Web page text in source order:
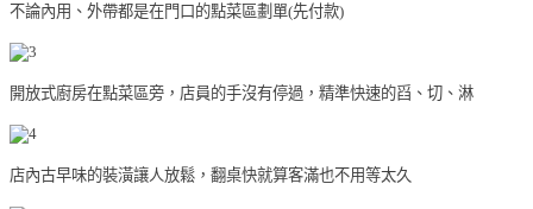
不論內用、外帶都是在門口的點菜區劃單(先付款)
開放式廚房在點菜區旁，店員的手沒有停過，精準快速的舀、切、淋
店內古早味的裝潢讓人放鬆，翻桌快就算客滿也不用等太久